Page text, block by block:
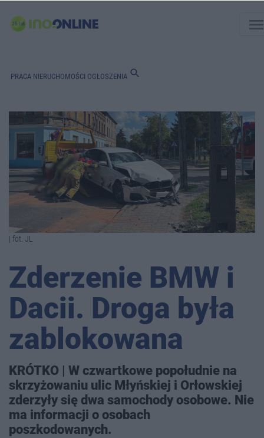
PRACA NIERUCHOMOŚCI OGŁOSZENIA search
| fot. JL
Zderzenie BMW i
Dacii. Droga była
zablokowana
KRÓTKO | W czwartkowe popołudnie na
skrzyżowaniu ulic Młyńskiej i Orłowskiej
zderzyły się dwa samochody osobowe. Nie
ma informacji o osobach
poszkodowanych.